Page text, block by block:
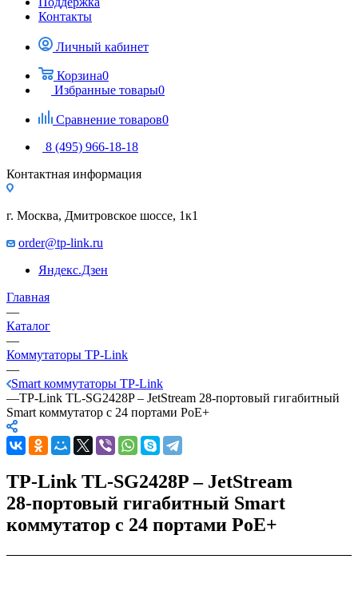
Контакты
Личный кабинет
Корзина0
Избранные товары0
Сравнение товаров0
8 (495) 966-18-18
Контактная информация
г. Москва, Дмитровское шоссе, 1к1
order@tp-link.ru
Яндекс.Дзен
Главная
—
Каталог
—
Коммутаторы TP-Link
—
Smart коммутаторы TP-Link
—TP-Link TL-SG2428P – JetStream 28‑портовый гигабитный
Smart коммутатор с 24 портами PoE+
TP-Link TL-SG2428P – JetStream
28‑портовый гигабитный Smart
коммутатор с 24 портами PoE+